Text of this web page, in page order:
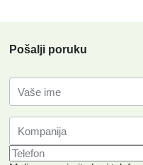
Pošalji poruku